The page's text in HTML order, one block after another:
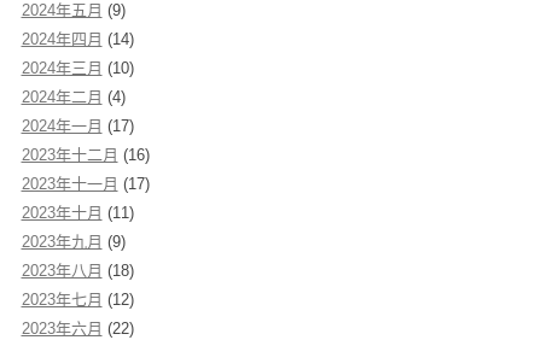
2024年五月 (9)
2024年四月 (14)
2024年三月 (10)
2024年二月 (4)
2024年一月 (17)
2023年十二月 (16)
2023年十一月 (17)
2023年十月 (11)
2023年九月 (9)
2023年八月 (18)
2023年七月 (12)
2023年六月 (22)